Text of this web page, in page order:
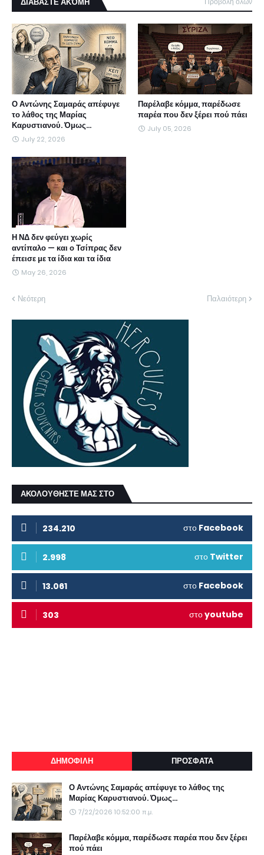
ΔΙΑΒΑΣΤΕ ΑΚΌΜΗ
Ο Αντώνης Σαμαράς απέφυγε
το λάθος της Μαρίας
Καρυστιανού. Όμως...
July 22, 2026
Παρέλαβε κόμμα, παρέδωσε
παρέα που δεν ξέρει πού πάει
July 05, 2026
Η ΝΔ δεν φεύγει χωρίς
αντίπαλο — και ο Τσίπρας δεν
έπεισε με τα ίδια και τα ίδια
May 26, 2026
Νεότερη Παλαιότερη
ΑΚΟΛΟΥΘΗΣΤΕ ΜΑΣ ΣΤΟ
234.210 στο Facebook
2.998 στο Twitter
13.061 στο Facebook
303 στοyoutube
ΔΗΜΟΦΙΛΗ ΠΡΟΣΦΑΤΑ
Ο Αντώνης Σαμαράς απέφυγε το λάθος της
Μαρίας Καρυστιανού. Όμως...
7/22/2026 10:52:00 π.μ.
Παρέλαβε κόμμα, παρέδωσε παρέα που δεν ξέρει
πού πάει